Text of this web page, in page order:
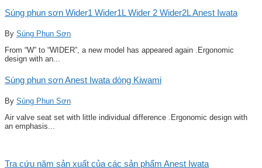
Súng phun sơn Wider1 Wider1L Wider 2 Wider2L Anest Iwata
By Súng Phun Sơn
From “W” to “WIDER”, a new model has appeared again .Ergonomic
design with an...
Súng phun sơn Anest Iwata dòng Kiwami
By Súng Phun Sơn
Air valve seat set with little individual difference .Ergonomic design with
an emphasis...
Tra cứu năm sản xuất của các sản phẩm Anest Iwata